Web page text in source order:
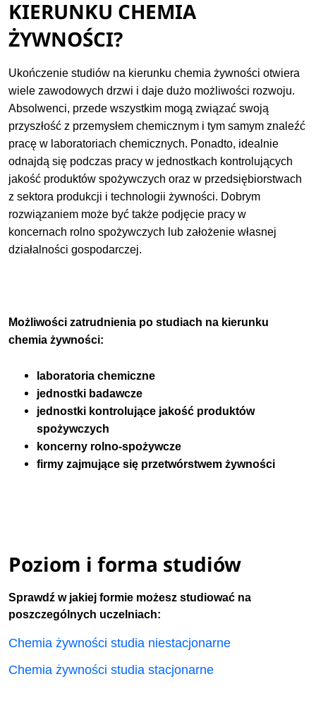
KIERUNKU CHEMIA
ŻYWNOŚCI?
Ukończenie studiów na kierunku chemia żywności otwiera
wiele zawodowych drzwi i daje dużo możliwości rozwoju.
Absolwenci, przede wszystkim mogą związać swoją
przyszłość z przemysłem chemicznym i tym samym znaleźć
pracę w laboratoriach chemicznych. Ponadto, idealnie
odnajdą się podczas pracy w jednostkach kontrolujących
jakość produktów spożywczych oraz w przedsiębiorstwach
z sektora produkcji i technologii żywności. Dobrym
rozwiązaniem może być także podjęcie pracy w
koncernach rolno spożywczych lub założenie własnej
działalności gospodarczej.
Możliwości zatrudnienia po studiach na kierunku
chemia żywności:
laboratoria chemiczne
jednostki badawcze
jednostki kontrolujące jakość produktów
spożywczych
koncerny rolno-spożywcze
firmy zajmujące się przetwórstwem żywności
Poziom i forma studiów
Sprawdź w jakiej formie możesz studiować na
poszczególnych uczelniach:
Chemia żywności studia niestacjonarne
Chemia żywności studia stacjonarne